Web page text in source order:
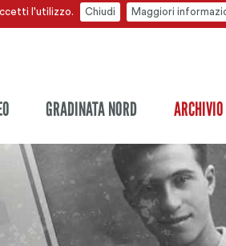
l'utilizzo. Chiudi Maggiori
GRADINATA NORD